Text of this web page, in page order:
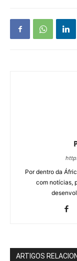
Por dentro da
com notícias,
ARTIGOS